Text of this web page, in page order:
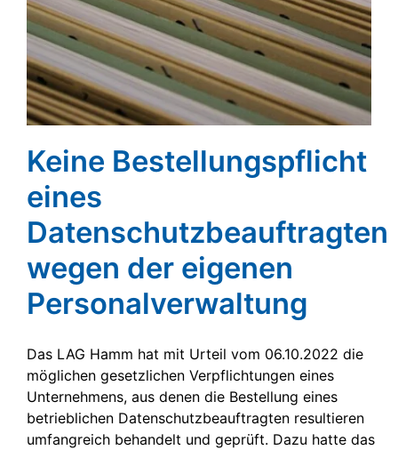
Keine Bestellungspflicht
eines
Datenschutzbeauftragten
wegen der eigenen
Personalverwaltung
Das LAG Hamm hat mit Urteil vom 06.10.2022 die
möglichen gesetzlichen Verpflichtungen eines
Unternehmens, aus denen die Bestellung eines
betrieblichen Datenschutzbeauftragten resultieren
umfangreich behandelt und geprüft. Dazu hatte das